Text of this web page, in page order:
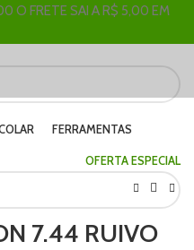
O FRETE SAI A R$ 5,00 EM
FERRAMENTAS
OFERTA ESPECIAL
7.44 RUIVO